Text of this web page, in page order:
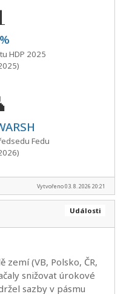
HDP 2025
Fedu
Vytvořeno 03. 8. 2026 20:21
Události
zemí (VB, Polsko, ČR,
snižovat úrokové
sazby v pásmu